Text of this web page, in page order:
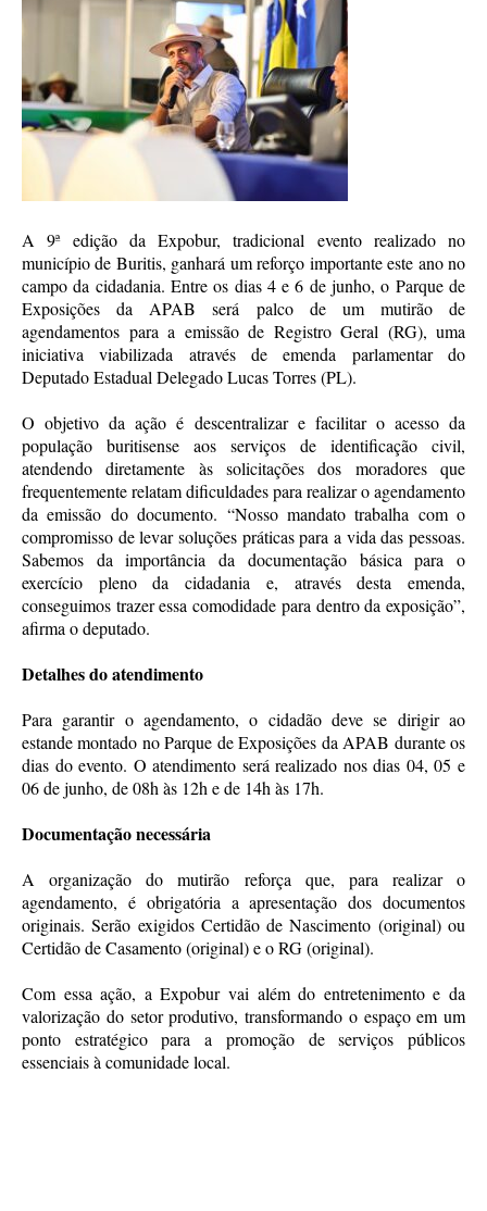
A 9ª edição da Expobur, tradicional evento realizado no
município de Buritis, ganhará um reforço importante este ano no
campo da cidadania. Entre os dias 4 e 6 de junho, o Parque de
Exposições da APAB será palco de um mutirão de
agendamentos para a emissão de Registro Geral (RG), uma
iniciativa viabilizada através de emenda parlamentar do
Deputado Estadual Delegado Lucas Torres (PL).
O objetivo da ação é descentralizar e facilitar o acesso da
população buritisense aos serviços de identificação civil,
atendendo diretamente às solicitações dos moradores que
frequentemente relatam dificuldades para realizar o agendamento
da emissão do documento. “Nosso mandato trabalha com o
compromisso de levar soluções práticas para a vida das pessoas.
Sabemos da importância da documentação básica para o
exercício pleno da cidadania e, através desta emenda,
conseguimos trazer essa comodidade para dentro da exposição”,
afirma o deputado.
Detalhes do atendimento
Para garantir o agendamento, o cidadão deve se dirigir ao
estande montado no Parque de Exposições da APAB durante os
dias do evento. O atendimento será realizado nos dias 04, 05 e
06 de junho, de 08h às 12h e de 14h às 17h.
Documentação necessária
A organização do mutirão reforça que, para realizar o
agendamento, é obrigatória a apresentação dos documentos
originais. Serão exigidos Certidão de Nascimento (original) ou
Certidão de Casamento (original) e o RG (original).
Com essa ação, a Expobur vai além do entretenimento e da
valorização do setor produtivo, transformando o espaço em um
ponto estratégico para a promoção de serviços públicos
essenciais à comunidade local.